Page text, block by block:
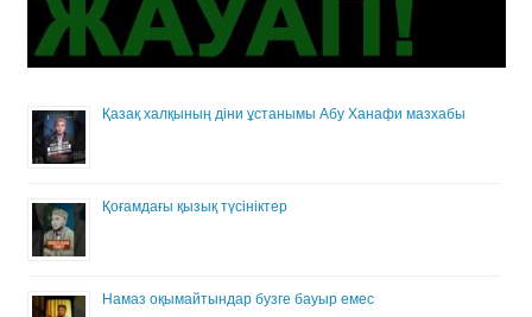
Қазақ халқының діни ұстанымы Абу Ханафи мазхабы
Қоғамдағы қызық түсініктер
Намаз оқымайтындар бузге бауыр емес